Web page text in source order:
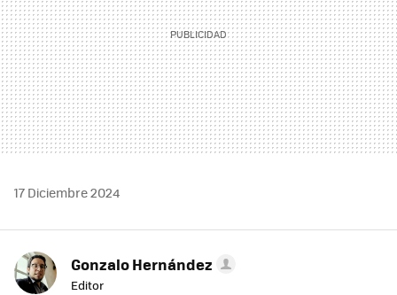
17 Diciembre 2024
Gonzalo Hernández
Editor